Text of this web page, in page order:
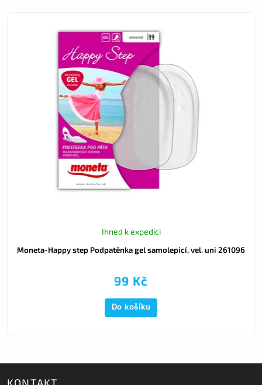
Moneta-Happy step Podpatěnka gel samolepicí, vel. uni 261096
Ihned k expedici
99 Kč
Do košíku